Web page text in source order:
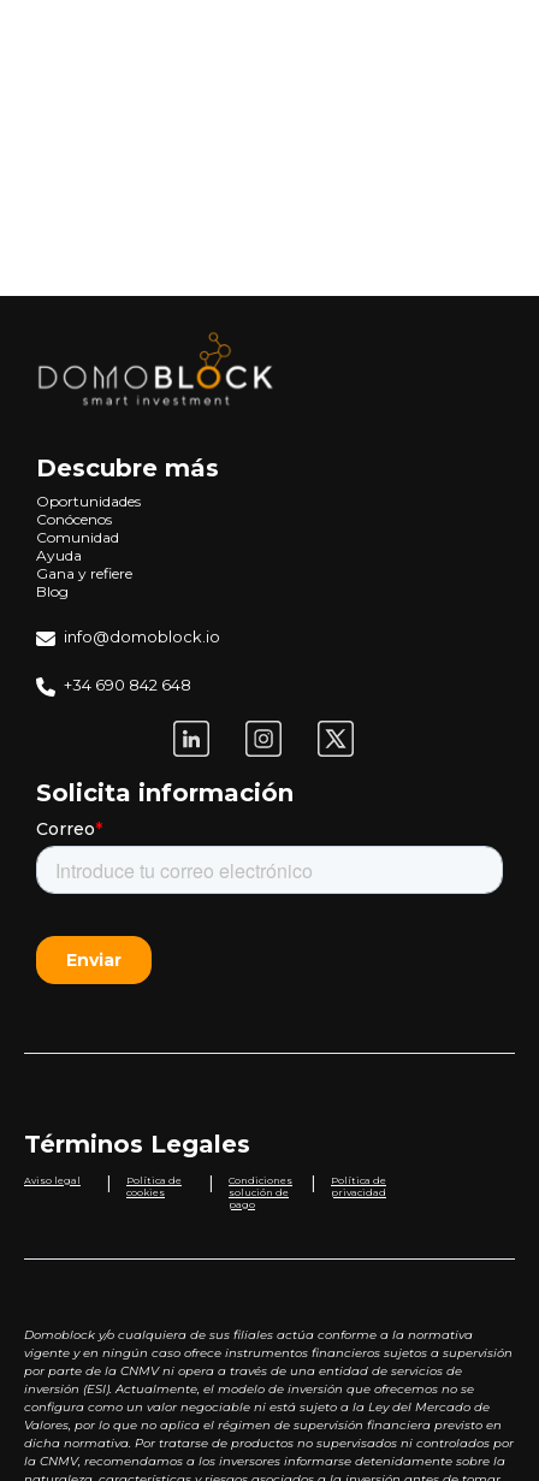
Descubre más
Oportunidades
Conócenos
Comunidad
Ayuda
Gana y refiere
Blog
info@domoblock.io
+34 690 842 648
Solicita información
Términos Legales
Aviso legal |
Política de
cookies
|
Condiciones
solución de
pago
|
Política de
privacidad
Domoblock y/o cualquiera de sus filiales actúa conforme a la normativa
vigente y en ningún caso ofrece instrumentos financieros sujetos a supervisión
por parte de la CNMV ni opera a través de una entidad de servicios de
inversión (ESI). Actualmente, el modelo de inversión que ofrecemos no se
configura como un valor negociable ni está sujeto a la Ley del Mercado de
Valores, por lo que no aplica el régimen de supervisión financiera previsto en
dicha normativa. Por tratarse de productos no supervisados ni controlados por
la CNMV, recomendamos a los inversores informarse detenidamente sobre la